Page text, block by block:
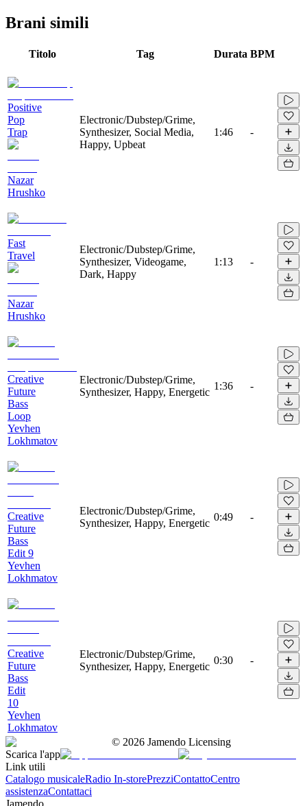
Brani simili
Titolo Tag Durata BPM
Positive
Pop
Trap
Nazar
Hrushko
Electronic/Dubstep/Grime,
Synthesizer, Social Media,
Happy, Upbeat
1:46 -
Fast
Travel
Nazar
Hrushko
Electronic/Dubstep/Grime,
Synthesizer, Videogame,
Dark, Happy
1:13 -
Creative
Future
Bass
Loop
Yevhen
Lokhmatov
Electronic/Dubstep/Grime,
Synthesizer, Happy, Energetic
1:36 -
Creative
Future
Bass
Edit 9
Yevhen
Lokhmatov
Electronic/Dubstep/Grime,
Synthesizer, Happy, Energetic
0:49 -
Creative
Future
Bass
Edit
10
Yevhen
Lokhmatov
Electronic/Dubstep/Grime,
Synthesizer, Happy, Energetic
0:30 -
© 2026 Jamendo Licensing
Scarica l'app
Link utili
Catalogo musicaleRadio In-storePrezziContattoCentro
assistenzaContattaci
Jamendo